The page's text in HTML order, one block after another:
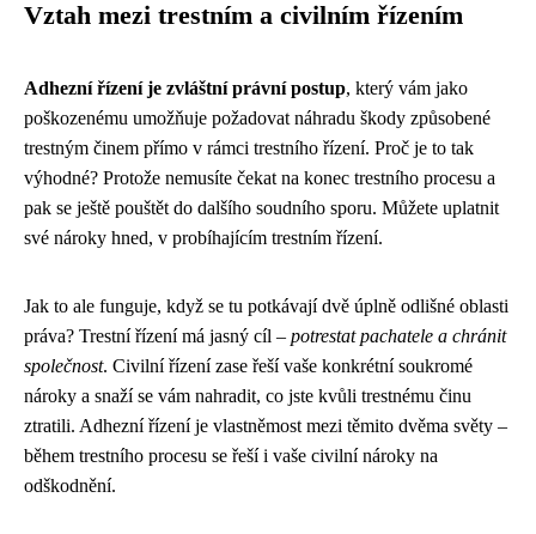
Vztah mezi trestním a civilním řízením
Adhezní řízení je zvláštní právní postup, který vám jako
poškozenému umožňuje požadovat náhradu škody způsobené
trestným činem přímo v rámci trestního řízení. Proč je to tak
výhodné? Protože nemusíte čekat na konec trestního procesu a
pak se ještě pouštět do dalšího soudního sporu. Můžete uplatnit
své nároky hned, v probíhajícím trestním řízení.
Jak to ale funguje, když se tu potkávají dvě úplně odlišné oblasti
práva? Trestní řízení má jasný cíl – potrestat pachatele a chránit
společnost. Civilní řízení zase řeší vaše konkrétní soukromé
nároky a snaží se vám nahradit, co jste kvůli trestnému činu
ztratili. Adhezní řízení je vlastněmost mezi těmito dvěma světy –
během trestního procesu se řeší i vaše civilní nároky na
odškodnění.